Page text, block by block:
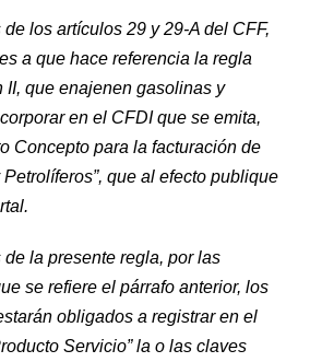
los artículos 29 y 29-A del CFF,
a que hace referencia la regla
II, que enajenen gasolinas y
en el CFDI que se emita,
Concepto para la facturación de
que al efecto publique
la presente regla, por las
se refiere el párrafo anterior, los
obligados a registrar en el
Servicio” la o las claves